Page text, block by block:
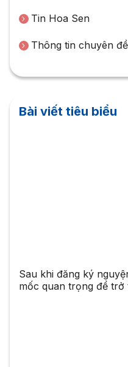
Tin Hoa Sen
Thông tin chuyên đề
Bài viết tiêu biểu
Sau khi đăng ký
mốc quan trọng để trở